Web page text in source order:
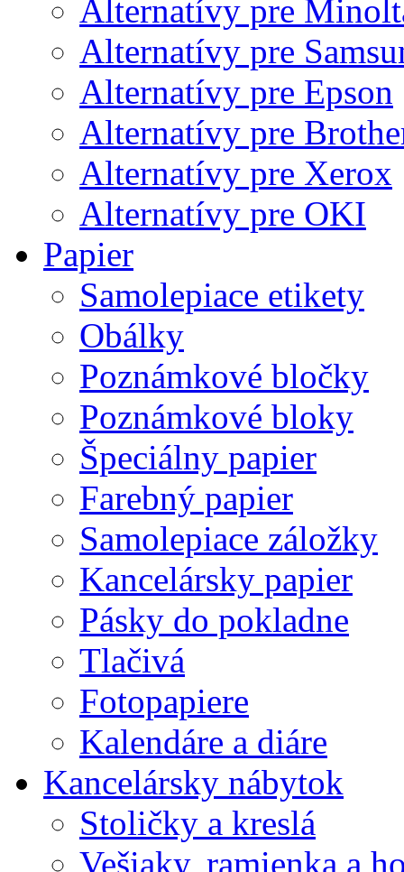
Alternatívy pre
Alternatívy pre
Alternatívy pre Epson
Alternatívy pre
Alternatívy pre Xerox
Alternatívy pre OKI
Papier
Samolepiace etikety
Obálky
Poznámkové bločky
Poznámkové bloky
Špeciálny papier
Farebný papier
Samolepiace záložky
Kancelársky papier
Pásky do pokladne
Tlačivá
Fotopapiere
Kalendáre a diáre
Kancelársky nábytok
Stoličky a kreslá
Vešiaky, ramienka a